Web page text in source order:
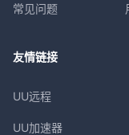
常见问题
友情链接
UU远程
UU加速器